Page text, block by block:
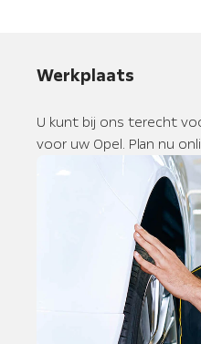
Werkplaats
U kunt bij ons terecht
voor uw Opel. Plan nu